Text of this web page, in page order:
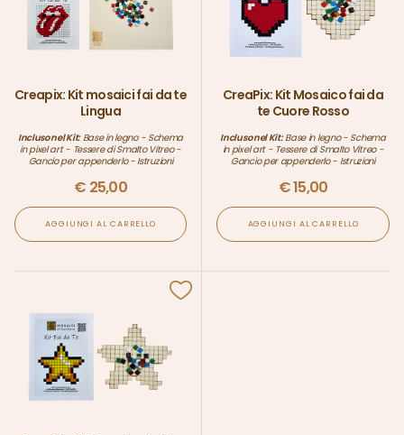
Creapix: Kit mosaici fai da te
Lingua
Incluso nel Kit:Base in legno - Schema
in pixel art - Tessere di Smalto Vitreo -
Gancio per appenderlo - Istruzioni
€ 25,00
AGGIUNGI AL CARRELLO
CreaPix: Kit Mosaico fai da
te Cuore Rosso
Incluso nel Kit:Base in legno - Schema
in pixel art - Tessere di Smalto Vitreo -
Gancio per appenderlo - Istruzioni
€15,00
AGGIUNGI AL CARRELLO